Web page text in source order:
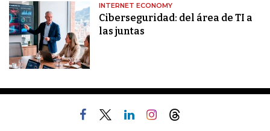
INTERNET ECONOMY
Ciberseguridad: del área de TI a
las juntas